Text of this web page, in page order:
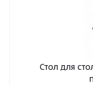
Стол для столовой 6-местный